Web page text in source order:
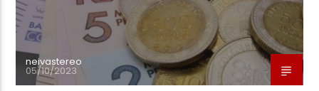
neivastereo
05/10/2023